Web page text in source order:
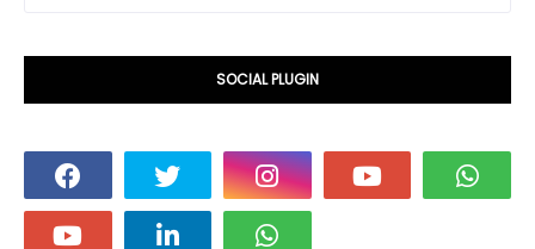
SOCIAL PLUGIN